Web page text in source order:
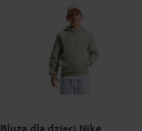
Bluza dla dzieci Nike